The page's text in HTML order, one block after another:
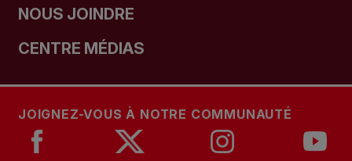
NOUS JOINDRE
CENTRE MÉDIAS
JOIGNEZ-VOUS À NOTRE COMMUNAUTÉ